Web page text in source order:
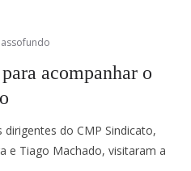
acompanhar o
do CMP Sindicato,
e Tiago Machado, visitaram a